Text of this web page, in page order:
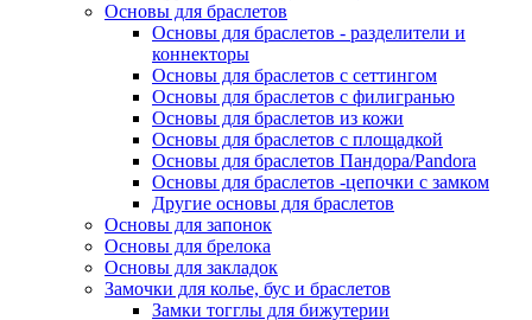
Основы для браслетов
Основы для браслетов - разделители и
коннекторы
Основы для браслетов с сеттингом
Основы для браслетов с филигранью
Основы для браслетов из кожи
Основы для браслетов с площадкой
Основы для браслетов Пандора/Pandora
Основы для браслетов -цепочки с замком
Другие основы для браслетов
Основы для запонок
Основы для брелока
Основы для закладок
Замочки для колье, бус и браслетов
Замки тогглы для бижутерии